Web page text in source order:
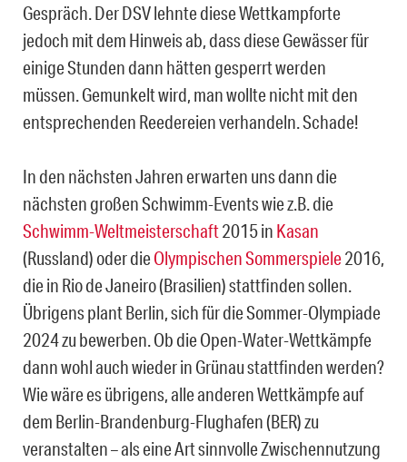
Gespräch. Der DSV lehnte diese Wettkampforte
jedoch mit dem Hinweis ab, dass diese Gewässer für
einige Stunden dann hätten gesperrt werden
müssen. Gemunkelt wird, man wollte nicht mit den
entsprechenden Reedereien verhandeln. Schade!
In den nächsten Jahren erwarten uns dann die
nächsten großen Schwimm-Events wie z.B. die
Schwimm-Weltmeisterschaft2015 in Kasan
(Russland) oder dieOlympischen Sommerspiele2016,
die in Rio de Janeiro (Brasilien) stattfinden sollen.
Übrigens plant Berlin, sich für die Sommer-Olympiade
2024 zu bewerben. Ob die Open-Water-Wettkämpfe
dann wohl auch wieder in Grünau stattfinden werden?
Wie wäre es übrigens, alle anderen Wettkämpfe auf
dem Berlin-Brandenburg-Flughafen (BER) zu
veranstalten – als eine Art sinnvolle Zwischennutzung